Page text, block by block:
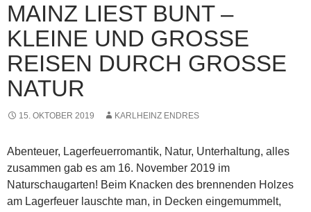
MAINZ LIEST BUNT –
KLEINE UND GROSSE R
EISEN DURCH GROSSE NA
TUR
15. OKTOBER 2019 KARLHEINZ ENDRES
Abenteuer, Lagerfeuerromantik, Natur, Unterhaltung, alles
zusammen gab es am 16. November 2019 im
Naturschaugarten! Beim Knacken des brennenden Holzes
am Lagerfeuer lauschte man, in Decken eingemummelt,